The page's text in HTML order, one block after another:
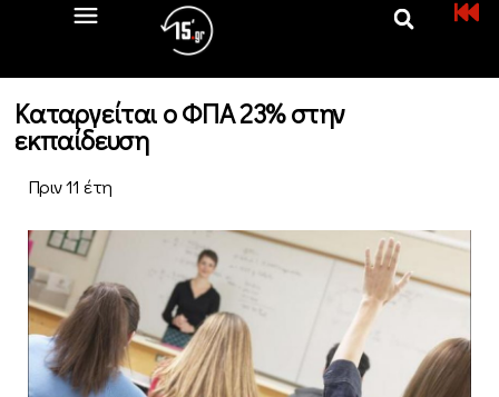
Καταργείται ο ΦΠΑ 23% στην
εκπαίδευση
Πριν 11 έτη